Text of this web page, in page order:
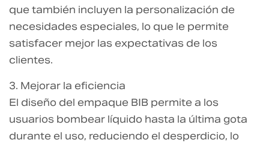
que también incluyen la personalización de
necesidades especiales, lo que le permite
satisfacer mejor las expectativas de los
clientes.
3. Mejorar la eficiencia
El diseño del empaque BIB permite a los
usuarios bombear líquido hasta la última gota
durante el uso, reduciendo el desperdicio, lo